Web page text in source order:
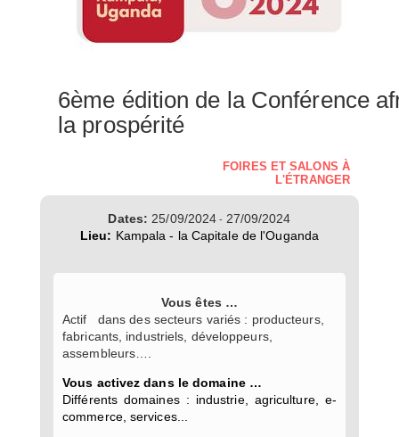
6ème édition de la Conférence
la prospérité
FOIRES ET SALONS À
L'ÉTRANGER
Dates: 25/09/2024 - 27/09/2024
Lieu: Kampala - la Capitale de l'Ouganda
Vous êtes …
Actif dans des secteurs variés : producteurs,
fabricants, industriels, développeurs,
assembleurs….
Vous activez dans le domaine …
Différents domaines : industrie, agriculture, e-
commerce, services...